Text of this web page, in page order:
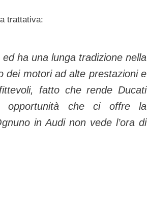
trattativa:
ha una lunga tradizione nella
dei motori ad alte prestazioni e
fatto che rende Ducati
opportunità che ci offre la
in Audi non vede l’ora di